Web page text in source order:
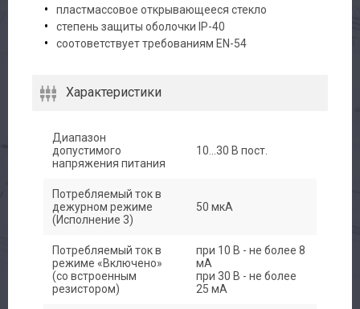
пластмассовое открывающееся стекло
степень защиты оболочки IP-40
соотоветствует требованиям EN-54
Характеристики
Диапазон
допустимого
напряжения питания
10...30 В пост.
Потребляемый ток в
дежурном режиме
(Исполнение 3)
50 мкА
Потребляемый ток в
режиме «Включено»
(со встроенным
резистором)
при 10 В - не более 8
мА
при 30 В - не более
25 мА